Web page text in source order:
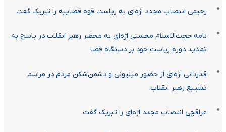
رحیمی انتصاب مجدد اژه‌ای به ریاست قوه قضاییه را تبریک گفت
نامه حجت‌الاسلام محسنی اژه‌ای به محضر رهبر انقلاب در پاسخ به
تمدید دوره ریاست خود بر دستگاه قضا
قدردانی اژه‌ای از حضور میلیونی و دشمن‌شکن مردم در مراسم
تشییع رهبر انقلاب
عراقچی انتصاب مجدد اژه‌ای را تبریک گفت